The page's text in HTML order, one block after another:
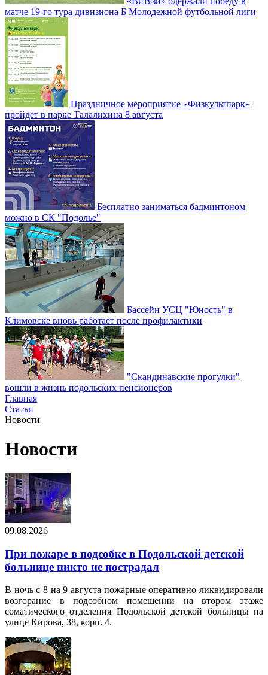
матче 19-го тура дивизиона Б Молодежной футбольной лиги
Праздничное мероприятие «Физкультпарк»
пройдет в парке Талалихина 8 августа
Бесплатно заниматься бадминтоном
можно в СК "Подолье"
Бассейн УСЦ "Юность" в
Климовске вновь работает после профилактики
"Скандинавские прогулки"
вошли в жизнь подольских пенсионеров
Главная
Статьи
Новости
Новости
09.08.2026
При пожаре в подсобке в Подольской детской
больнице никто не пострадал
В ночь с 8 на 9 августа пожарные оперативно ликвидировали
возгорание в подсобном помещении на втором этаже
соматического отделения Подольской детской больницы на
улице Кирова, 38, корп. 4.